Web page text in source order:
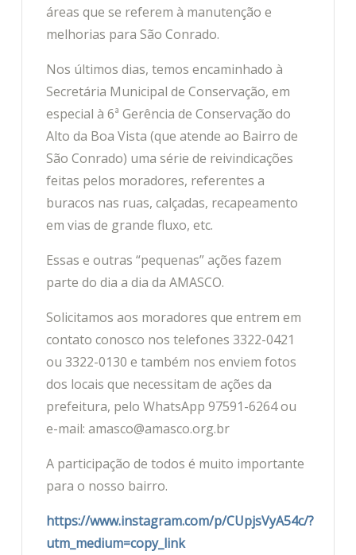
áreas que se referem à manutenção e
melhorias para São Conrado.
Nos últimos dias, temos encaminhado à
Secretária Municipal de Conservação, em
especial à 6ª Gerência de Conservação do
Alto da Boa Vista (que atende ao Bairro de
São Conrado) uma série de reivindicações
feitas pelos moradores, referentes a
buracos nas ruas, calçadas, recapeamento
em vias de grande fluxo, etc.
Essas e outras “pequenas” ações fazem
parte do dia a dia da AMASCO.
Solicitamos aos moradores que entrem em
contato conosco nos telefones 3322-0421
ou 3322-0130 e também nos enviem fotos
dos locais que necessitam de ações da
prefeitura, pelo WhatsApp 97591-6264 ou
e-mail: amasco@amasco.org.br
A participação de todos é muito importante
para o nosso bairro.
https://www.instagram.com/p/CUpjsVyA54c/?
utm_medium=copy_link